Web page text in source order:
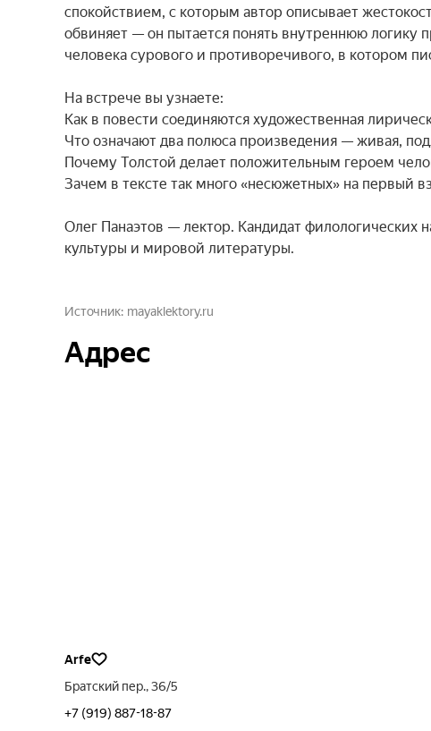
спокойствием, с которым автор описывает
обвиняет — он пытается понять внутреннюю
человека сурового и противоречивого, в котором
На встрече вы узнаете:
Как в повести соединяются художественная
Что означают два полюса произведения — живая,
Почему Толстой делает положительным героем
Зачем в тексте так много «несюжетных» на первый
Олег Панаэтов — лектор. Кандидат филологических
культуры и мировой литературы.
Источник mayaklektory.ru
Адрес
Arfe
Братский пер., 36/5
+7 (919) 887-18-87